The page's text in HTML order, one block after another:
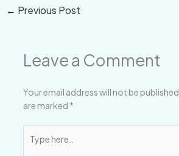
← Previous Post
Leave a Comment
Your email address will not be published.
are marked *
here..